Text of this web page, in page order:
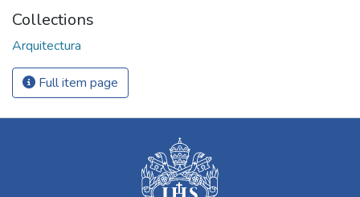
Collections
Arquitectura
Full item page